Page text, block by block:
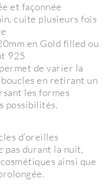
et façonnée
cuite plusieurs fois
en Gold filled ou
925
de varier la
en retirant un
les formes
possibilités.
d’oreilles
pas durant la nuit,
ainsi que